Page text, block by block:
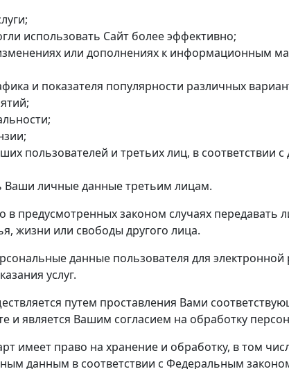
использовать Сайт более эффективно;
или дополнениях к информационным
и показателя популярности различных
пользователей и третьих лиц, в соответствии
Ваши личные данные третьим лицам.
в предусмотренных законом случаях
жизни или свободы другого лица.
данные пользователя для
услуг.
путем проставления Вами
и является Вашим согласием на обработку
имеет право на хранение и обработку, в том
данным в соответствии с Федеральным